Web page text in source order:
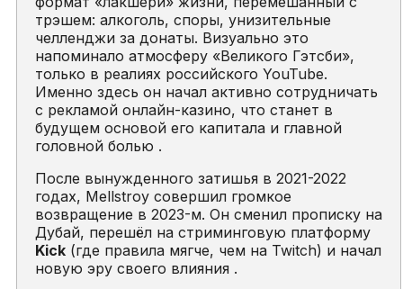
трэшем: алкоголь, споры, унизительные
челленджи за донаты. Визуально это
напоминало атмосферу «Великого Гэтсби»,
только в реалиях российского YouTube.
Именно здесь он начал активно сотрудничать
с рекламой онлайн-казино, что станет в
будущем основой его капитала и главной
головной болью .
После вынужденного затишья в 2021-2022
годах, Mellstroy совершил громкое
возвращение в 2023-м. Он сменил прописку на
Дубай, перешёл на стриминговую платформу
Kick (где правила мягче, чем на Twitch) и начал
новую эру своего влияния .